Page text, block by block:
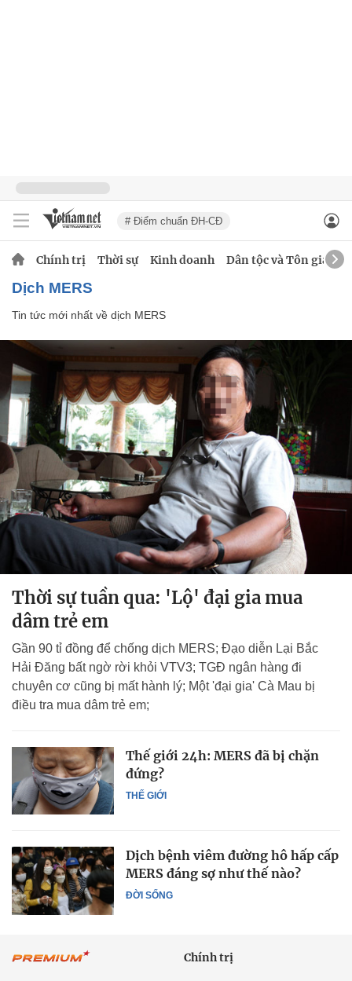
# Điểm chuẩn ĐH-CĐ
Chính trị Thời sự Kinh doanh Dân tộc và Tôn giáo
dịch MERS
Tin tức mới nhất về dịch MERS
Thời sự tuần qua: 'Lộ' đại gia mua
dâm trẻ em
Gần 90 tỉ đồng để chống dịch MERS; Đạo diễn Lại Bắc
Hải Đăng bất ngờ rời khỏi VTV3; TGĐ ngân hàng đi
chuyên cơ cũng bị mất hành lý; Một 'đại gia' Cà Mau bị
điều tra mua dâm trẻ em;
THẾ GIỚI
Thế giới 24h: MERS đã bị chặn
đứng?
ĐỜI SỐNG
Dịch bệnh viêm đường hô hấp cấp
MERS đáng sợ như thế nào?
Chính trị